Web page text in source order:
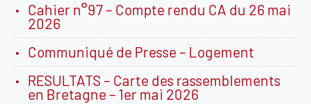
Cahier n°97 – Compte rendu CA du 26 mai
2026
Communiqué de Presse – Logement
RESULTATS – Carte des rassemblements
en Bretagne – 1er mai 2026